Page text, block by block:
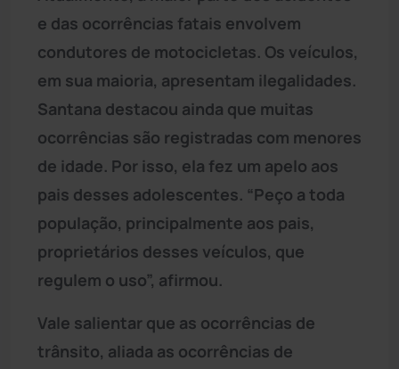
e das ocorrências fatais envolvem
condutores de motocicletas. Os veículos,
em sua maioria, apresentam ilegalidades.
Santana destacou ainda que muitas
ocorrências são registradas com menores
de idade. Por isso, ela fez um apelo aos
pais desses adolescentes. “Peço a toda
população, principalmente aos pais,
proprietários desses veículos, que
regulem o uso”, afirmou.
Vale salientar que as ocorrências de
trânsito, aliada as ocorrências de